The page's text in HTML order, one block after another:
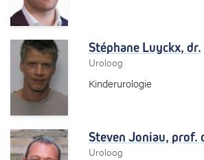
Stéphane Luyckx, dr.
Uroloog
Kinderurologie
Steven Joniau, prof.
Uroloog